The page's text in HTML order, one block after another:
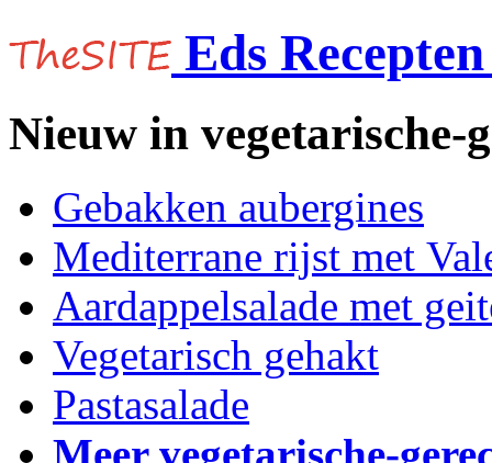
Eds
Nieuw in vegetarische-
Gebakken aubergines
Mediterrane rijst met
Aardappelsalade met
Vegetarisch gehakt
Pastasalade
Meer vegetarische-